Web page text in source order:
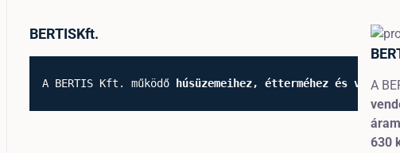
BERTISKft.
A BERTIS Kft. működő húsüzemeihez, étterméhez és A
630